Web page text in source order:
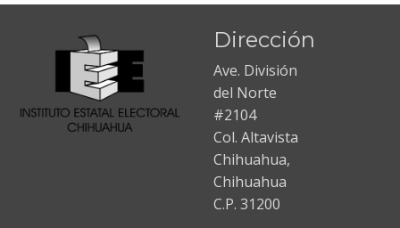
Dirección
Ave. División
del Norte
#2104
Col. Altavista
Chihuahua,
Chihuahua
C.P. 31200